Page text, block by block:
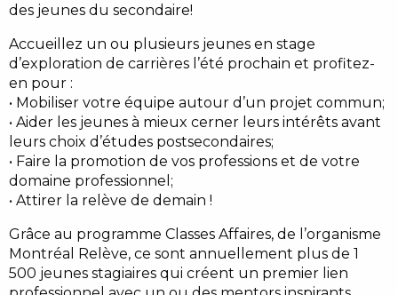
des jeunes du secondaire!
Accueillez un ou plusieurs jeunes en stage
d’exploration de carrières l’été prochain et profitez-
en pour :
• Mobiliser votre équipe autour d’un projet commun;
• Aider les jeunes à mieux cerner leurs intérêts avant
leurs choix d’études postsecondaires;
• Faire la promotion de vos professions et de votre
domaine professionnel;
• Attirer la relève de demain !
Grâce au programme Classes Affaires, de l’organisme
Montréal Relève, ce sont annuellement plus de 1
500 jeunes stagiaires qui créent un premier lien